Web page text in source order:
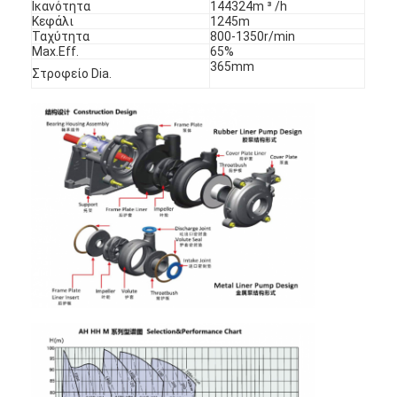
Οριζόντια αντλία πηλού
Φυγοκεντρική αντλία πηλού
Βαρέων καθηκόντων αντλία πηλού
αντλία θερμότητας πηγής νερού
Αντλία θερμότητας Hydronic
αντλία θερμότητας πισινών
πολυβάθμια φυγοκεντρική αντλία
Ικανότητα
144324m ³ /h
Κεφάλι
1245m
Ταχύτητα
800-1350r/min
Max.Eff.
65%
Στροφείο Dia.
365mm